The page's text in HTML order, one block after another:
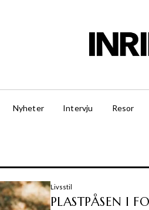
Nyheter Intervju Resor
Livsstil
PLASTPÅSEN I